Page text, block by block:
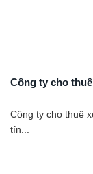
Công ty cho
Công ty cho thuê
tín...